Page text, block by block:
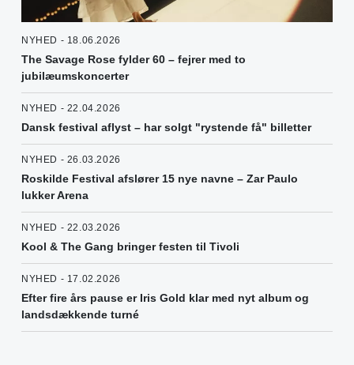
NYHED - 18.06.2026
The Savage Rose fylder 60 – fejrer med to
jubilæumskoncerter
NYHED - 22.04.2026
Dansk festival aflyst – har solgt "rystende få" billetter
NYHED - 26.03.2026
Roskilde Festival afslører 15 nye navne – Zar Paulo
lukker Arena
NYHED - 22.03.2026
Kool & The Gang bringer festen til Tivoli
NYHED - 17.02.2026
Efter fire års pause er Iris Gold klar med nyt album og
landsdækkende turné